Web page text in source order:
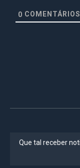
0 COMENTÁRIOS